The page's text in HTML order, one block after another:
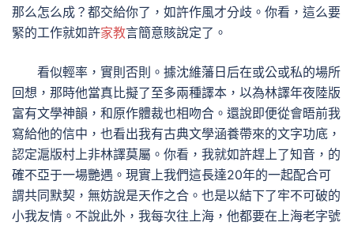
那么怎么成？都交給你了，如許作風才分歧。你看，這么要
緊的工作就如許家教言簡意賅說定了。
看似輕率，實則否則。據沈維藩日后在或公或私的場所
回想，那時他當真比擬了至多兩種譯本，以為林譯年夜陸版
富有文學神韻，和原作體裁也相吻合。還說即便從會晤前我
寫給他的信中，也看出我有古典文學涵養帶來的文字功底，
認定滬版村上非林譯莫屬。你看，我就如許趕上了知音，的
確不亞于一場艷遇。現實上我們這長達20年的一起配合可
謂共同默契，無妨說是天作之合。也是以結下了牢不可破的
小我友情。不說此外，我每次往上海，他都要在上海老字號